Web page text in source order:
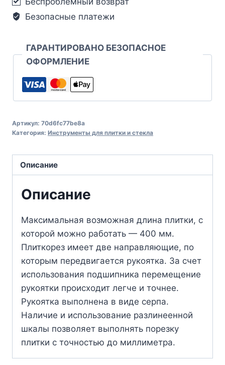
Безопасные платежи
ГАРАНТИРОВАНО БЕЗОПАСНОЕ
ОФОРМЛЕНИЕ
Артикул: 70d6fc77be8a
Категория: Инструменты для плитки и стекла
Описание
Описание
Максимальная возможная длина плитки, с
которой можно работать — 400 мм.
Плиткорез имеет две направляющие, по
которым передвигается рукоятка. За счет
использования подшипника перемещение
рукоятки происходит легче и точнее.
Рукоятка выполнена в виде серпа.
Наличие и использование разлинеенной
шкалы позволяет выполнять порезку
плитки с точностью до миллиметра.